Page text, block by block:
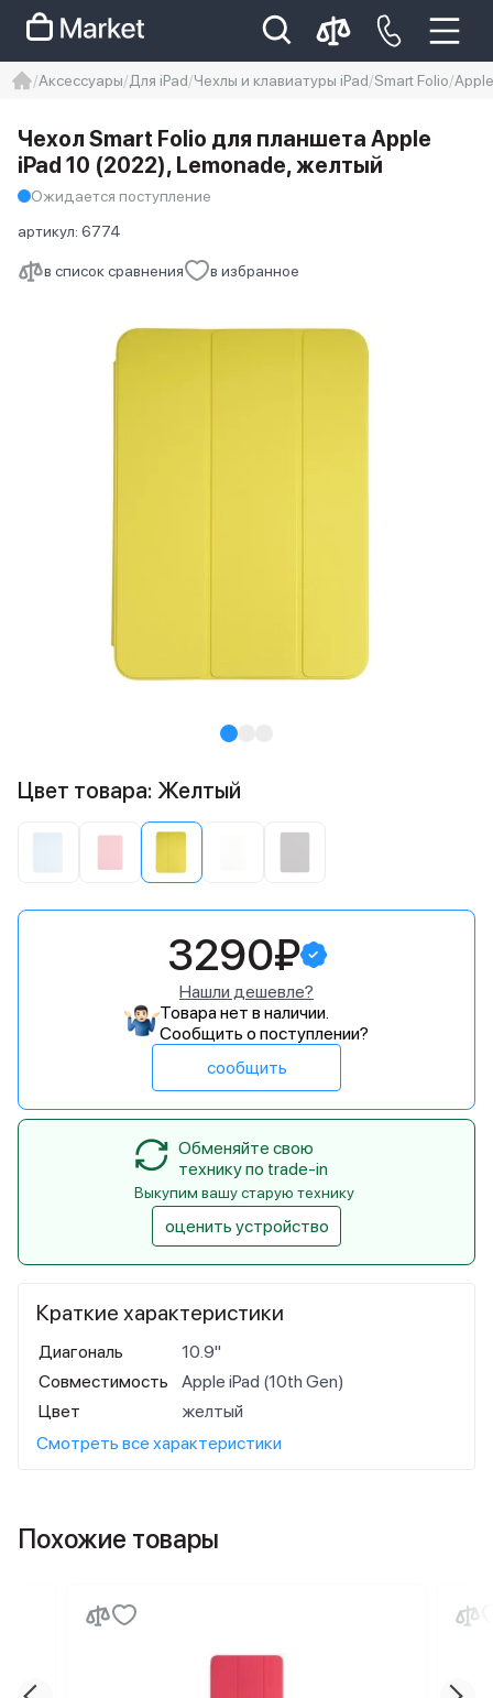
Iphone 14 pro max
айфон 14
Аксессуары Для iPad Чехлы и клавиатуры iPad Smart Folio
в список сравнения в избранное
Чехол Smart Folio для планшета Apple
iPad 10 (2022), Lemonade, желтый
Ожидается поступление
артикул: 6774
Краткие характеристики
Диагональ
10.9"
Совместимость
Apple iPad (10th Gen)
Цвет
желтый
Смотреть все характеристики
Цвет товара: Желтый
3290₽
Нашли дешевле?
Товара нет в наличии.
Сообщить о поступлении?
сообщить
Обменяйте свою
технику по trade-in
Выкупим вашу старую технику
оценить устройство
Похожие товары